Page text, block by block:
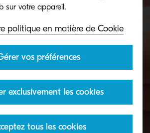
d'informations complémentaires
et les conseils d'un expert
politique en matière de Cookie
vos préférences
exclusivement les cookies
essentiels
tous les cookies